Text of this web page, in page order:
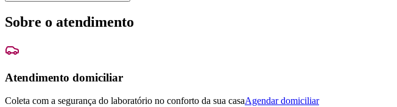
Sobre o atendimento
Atendimento domiciliar
Coleta com a segurança do laboratório no conforto da sua casaAgendar domiciliar